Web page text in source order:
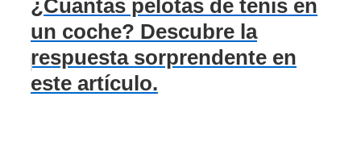
¿Cuántas pelotas de tenis en
un coche? Descubre la
respuesta sorprendente en
este artículo.